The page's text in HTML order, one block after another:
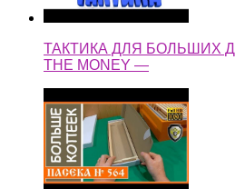
ТАКТИКА ДЛЯ БОЛЬШИХ
THE MONEY —